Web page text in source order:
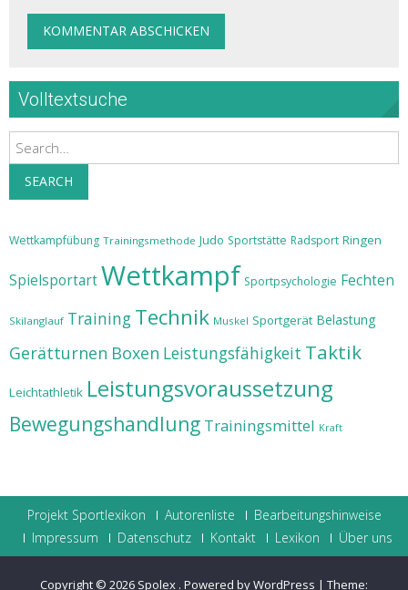
Volltextsuche
Search
SEARCH
Wettkampfübung Trainingsmethode Judo Sportstätte Radsport Ringen
SpielsportartWettkampf Sportpsychologie Fechten
Skilanglauf Training Technik Muskel Sportgerät Belastung
Gerätturnen Boxen Leistungsfähigkeit Taktik
Leichtathletik Leistungsvoraussetzung
Bewegungshandlung Trainingsmittel Kraft
Projekt Sportlexikon Autorenliste
Bearbeitungshinweise
Impressum
Datenschutz Kontakt Lexikon Über uns
Copyright © 2026 Spolex . Powered by WordPress | Theme: